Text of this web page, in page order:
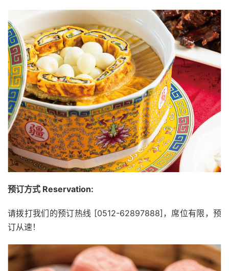
预订方式 Reservation:
请拨打我们的预订热线 [0512-62897888]，席位有限，预
订从速！